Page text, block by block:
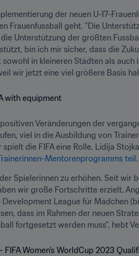
der neuen U-17-
Frauenfussball geht. "Die
Unterstützung der größten
bin ich mir sicher, dass die
in kleineren Städten als
wir jetzt eine viel größere Basis
Veränderungen der
viel in die Ausbildung von
die FIFA eine Rolle. Lidija
Mentorenprogramms teil.
Spielerinnen zu erhöhen. Seit
wir große Fortschritte erzielt.
League für Mädchen
dass im Rahmen der neuen
fortgesetzt werden muss", hebt